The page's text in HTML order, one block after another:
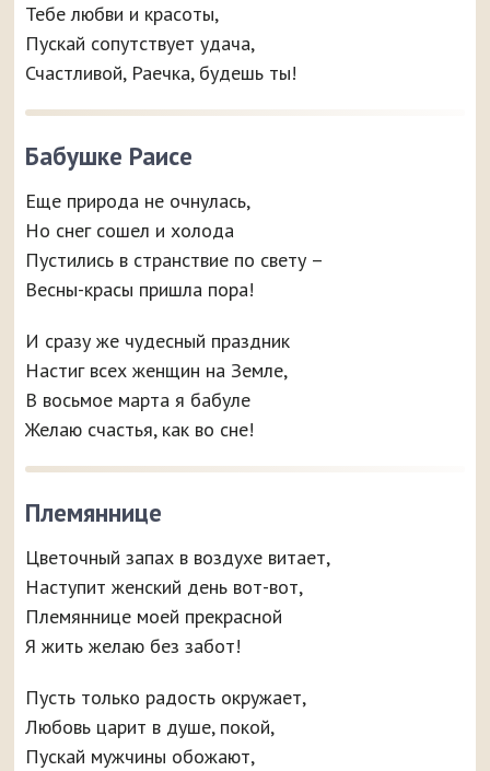
Тебе любви и красоты,
Пускай сопутствует удача,
Счастливой, Раечка, будешь ты!
Бабушке Раисе
Еще природа не очнулась,
Но снег сошел и холода
Пустились в странствие по свету –
Весны-красы пришла пора!
И сразу же чудесный праздник
Настиг всех женщин на Земле,
В восьмое марта я бабуле
Желаю счастья, как во сне!
Племяннице
Цветочный запах в воздухе витает,
Наступит женский день вот-вот,
Племяннице моей прекрасной
Я жить желаю без забот!
Пусть только радость окружает,
Любовь царит в душе, покой,
Пускай мужчины обожают,